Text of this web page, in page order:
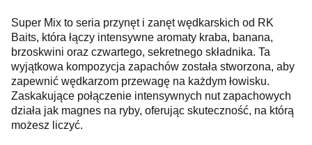
Super Mix to seria przynęt i zanęt wędkarskich od RK
Baits, która łączy intensywne aromaty kraba, banana,
brzoskwini oraz czwartego, sekretnego składnika. Ta
wyjątkowa kompozycja zapachów została stworzona, aby
zapewnić wędkarzom przewagę na każdym łowisku.
Zaskakujące połączenie intensywnych nut zapachowych
działa jak magnes na ryby, oferując skuteczność, na którą
możesz liczyć.